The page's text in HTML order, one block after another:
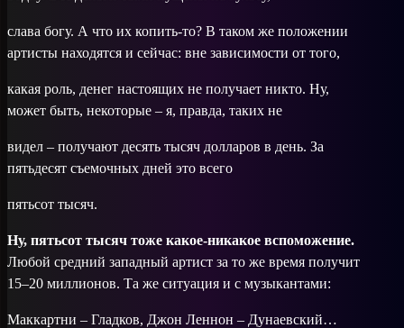
слава богу. А что их копить-то? В таком же положении
артисты находятся и сейчас: вне зависимости от того,
какая роль, денег настоящих не получает никто. Ну,
может быть, некоторые – я, правда, таких не
видел – получают десять тысяч долларов в день. За
пятьдесят съемочных дней это всего
пятьсот тысяч.
Ну, пятьсот тысяч тоже какое-никакое вспо­можение.
Любой средний западный артист за то же время получит
15–20 миллионов. Та же ситуация и с музыкантами:
Маккартни – Гладков, Джон Леннон – Дунаевский…